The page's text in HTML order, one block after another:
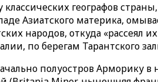
географов
Азиатского материка,
народов, откуда
по берегам Тарантского
полуостров Арморику